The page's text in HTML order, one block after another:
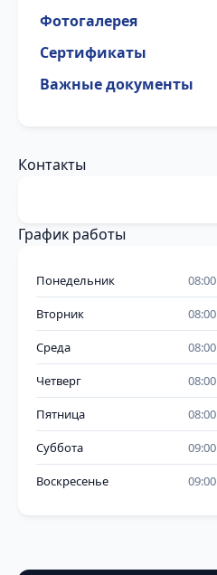
Фотогалерея
Сертификаты
Важные документы
Контакты
График работы
Понедельник 08:00
Вторник 08:00
Среда 08:00
Четверг 08:00
Пятница 08:00
Суббота 09:00
Воскресенье 09:00